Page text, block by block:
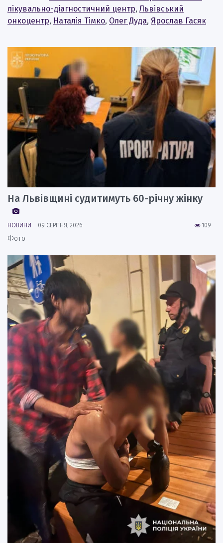
лікувально-діагностичний центр, Львівський
онкоцентр, Наталія Тімко, Олег Дуда, Ярослав Гасяк
На Львівщині судитимуть 60-річну жінку
109
НОВИНИ 09 СЕРПНЯ, 2026
Фото